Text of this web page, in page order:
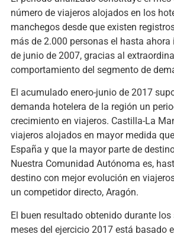
número de viajeros alojados en los
manchegos desde que existen
más de 2.000 personas el hasta
de junio de 2007, gracias al
comportamiento del segmento de
El acumulado enero-junio de 2017
demanda hotelera de la región un
crecimiento en viajeros. Castilla-La
viajeros alojados en mayor medida
España y que la mayor parte de
Nuestra Comunidad Autónoma es,
destino con mejor evolución en
un competidor directo, Aragón.
El buen resultado obtenido durante
meses del ejercicio 2017 está basado